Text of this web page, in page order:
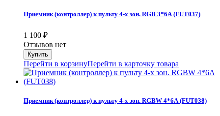
Приемник (контроллер) к пульту 4-х зон. RGB 3*6А (FUT037)
1 100 ₽
Отзывов нет
Перейти в корзинуПерейти в карточку товара
Приемник (контроллер) к пульту 4-х зон. RGBW 4*6А (FUT038)